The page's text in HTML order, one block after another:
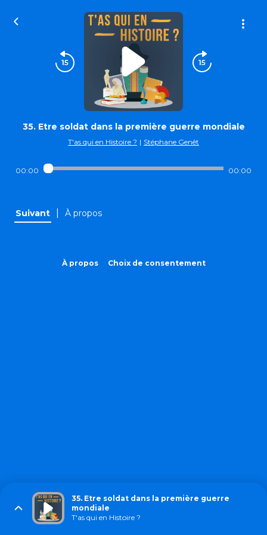
35. Etre soldat dans la première guerre mondiale
T'as qui en Histoire ? | Stéphane Genêt
00:00 00:00
Suivant À propos
À propos Choix de consentement
35. Etre soldat dans la première guerre
mondiale
T'as qui en Histoire ?